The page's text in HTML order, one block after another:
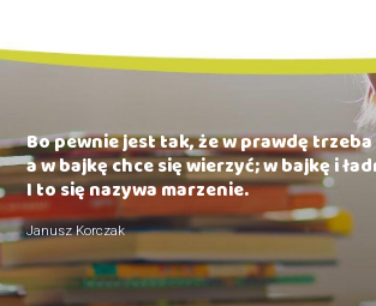
Bo pewnie jest tak, że w prawdę
a w bajkę chce się wierzyć; w bajkę i
I to się nazywa marzenie.
Janusz Korczak